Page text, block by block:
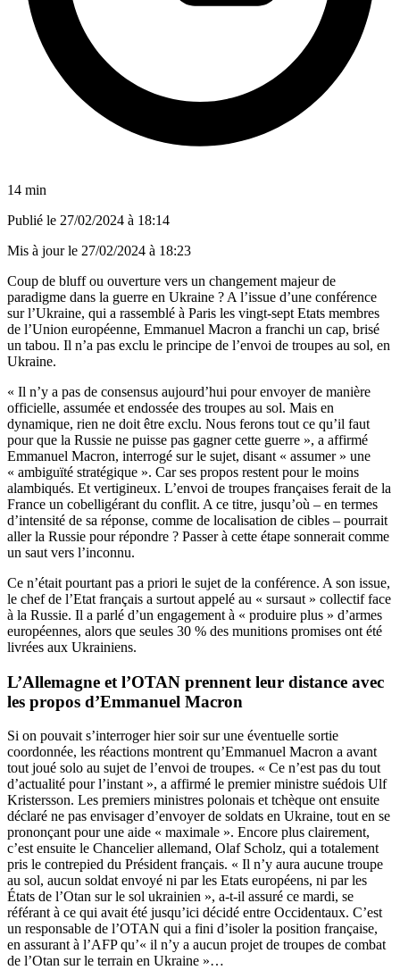
14 min
Publié le 27/02/2024 à 18:14
Mis à jour le 27/02/2024 à 18:23
Coup de bluff ou ouverture vers un changement majeur de
paradigme dans la guerre en Ukraine ? A l’issue d’une conférence
sur l’Ukraine, qui a rassemblé à Paris les vingt-sept Etats membres
de l’Union européenne, Emmanuel Macron a franchi un cap, brisé
un tabou. Il n’a pas exclu le principe de l’envoi de troupes au sol, en
Ukraine.
« Il n’y a pas de consensus aujourd’hui pour envoyer de manière
officielle, assumée et endossée des troupes au sol. Mais en
dynamique, rien ne doit être exclu. Nous ferons tout ce qu’il faut
pour que la Russie ne puisse pas gagner cette guerre », a affirmé
Emmanuel Macron, interrogé sur le sujet, disant « assumer » une
« ambiguïté stratégique ». Car ses propos restent pour le moins
alambiqués. Et vertigineux. L’envoi de troupes françaises ferait de la
France un cobelligérant du conflit. A ce titre, jusqu’où – en termes
d’intensité de sa réponse, comme de localisation de cibles – pourrait
aller la Russie pour répondre ? Passer à cette étape sonnerait comme
un saut vers l’inconnu.
Ce n’était pourtant pas a priori le sujet de la conférence. A son issue,
le chef de l’Etat français a surtout appelé au « sursaut » collectif face
à la Russie. Il a parlé d’un engagement à « produire plus » d’armes
européennes, alors que seules 30 % des munitions promises ont été
livrées aux Ukrainiens.
L’Allemagne et l’OTAN prennent leur distance avec
les propos d’Emmanuel Macron
Si on pouvait s’interroger hier soir sur une éventuelle sortie
coordonnée, les réactions montrent qu’Emmanuel Macron a avant
tout joué solo au sujet de l’envoi de troupes. « Ce n’est pas du tout
d’actualité pour l’instant », a affirmé le premier ministre suédois Ulf
Kristersson. Les premiers ministres polonais et tchèque ont ensuite
déclaré ne pas envisager d’envoyer de soldats en Ukraine, tout en se
prononçant pour une aide « maximale ». Encore plus clairement,
c’est ensuite le Chancelier allemand, Olaf Scholz, qui a totalement
pris le contrepied du Président français. « Il n’y aura aucune troupe
au sol, aucun soldat envoyé ni par les Etats européens, ni par les
États de l’Otan sur le sol ukrainien », a-t-il assuré ce mardi, se
référant à ce qui avait été jusqu’ici décidé entre Occidentaux. C’est
un responsable de l’OTAN qui a fini d’isoler la position française,
en assurant à l’AFP qu’« il n’y a aucun projet de troupes de combat
de l’Otan sur le terrain en Ukraine »…